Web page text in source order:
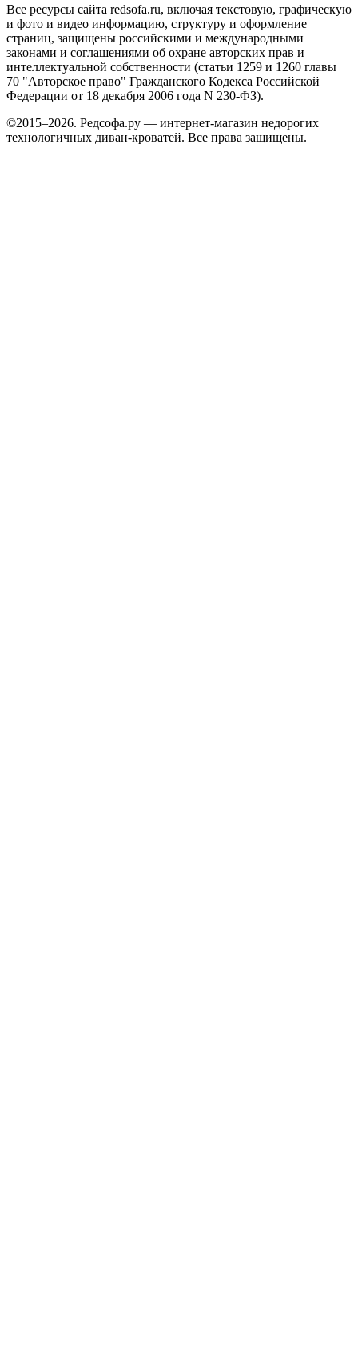
Все ресурсы сайта redsofa.ru, включая текстовую, графическую
и фото и видео информацию, структуру и оформление
страниц, защищены российскими и международными
законами и соглашениями об охране авторских прав и
интеллектуальной собственности (статьи 1259 и 1260 главы
70 "Авторское право" Гражданского Кодекса Российской
Федерации от 18 декабря 2006 года N 230-ФЗ).
©2015–2026. Редсофа.ру — интернет-магазин недорогих
технологичных диван-кроватей. Все права защищены.